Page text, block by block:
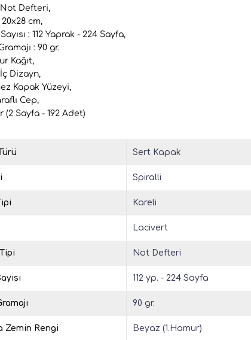
Defteri,
cm,
: 112 Yaprak - 224 Sayfa,
: 90 gr.
Kağıt,
Dizayn,
Kapak Yüzeyi,
Cep,
(2 Sayfa - 192 Adet)
Sert Kapak
Spiralli
Kareli
Lacivert
Not Defteri
112 yp. - 224 Sayfa
90 gr.
Zemin Rengi Beyaz (1.Hamur)